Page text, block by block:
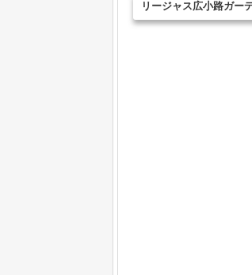
リージャス広小路ガー